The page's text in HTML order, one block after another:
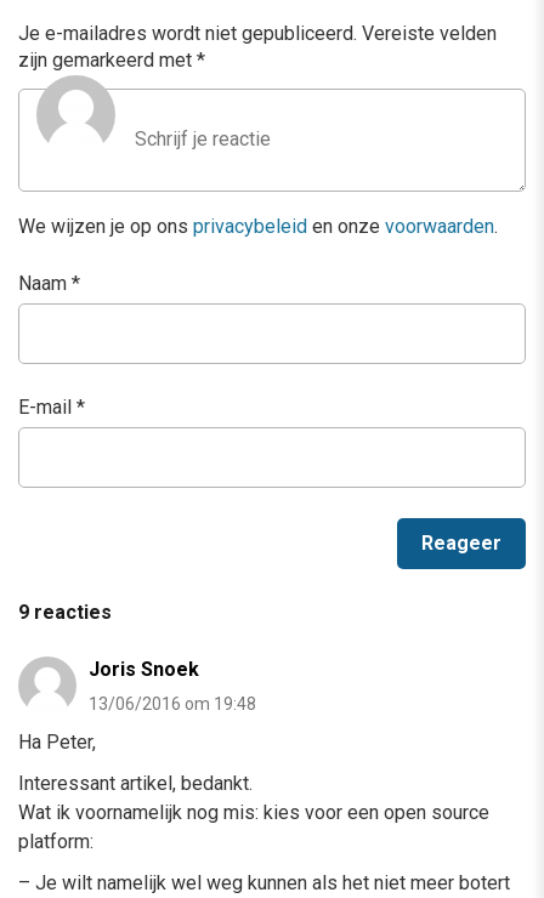
Je e-mailadres wordt niet gepubliceerd. Vereiste velden
zijn gemarkeerd met *
We wijzen je op ons privacybeleid en onze voorwaarden.
Naam *
E-mail *
9 reacties
Joris Snoek
13/06/2016 om 19:48
Ha Peter,
Interessant artikel, bedankt.
Wat ik voornamelijk nog mis: kies voor een open source
platform:
– Je wilt namelijk wel weg kunnen als het niet meer botert